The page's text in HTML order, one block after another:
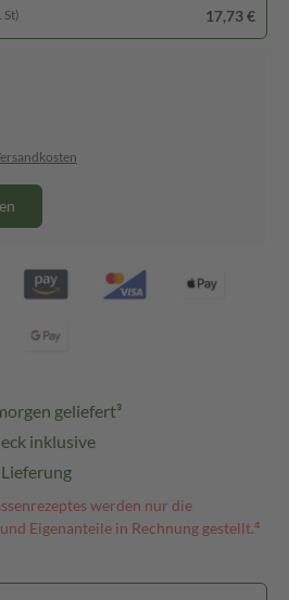
St) 17,73 €
geliefert³
inklusive
werden nur die
Eigenanteile in Rechnung gestellt.⁴